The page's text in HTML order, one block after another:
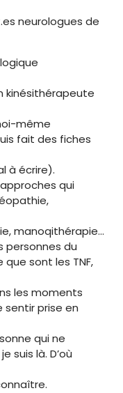
neurologues de
kinésithérapeute
même
fait des fiches
à écrire).
qui
manoqithérapie…
personnes du
sont les TNF,
les moments
sentir prise en
qui ne
suis là. D’où